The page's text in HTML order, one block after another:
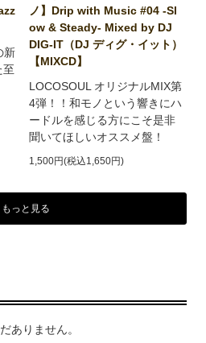
新
至
ノ】Drip with Music #04 -Sl
ow & Steady- Mixed by DJ
DIG-IT（DJ ディグ・イット）
【MIXCD】
LOCOSOUL オリジナルMIX第
4弾！！和モノという響きにハ
ードルを感じる方にこそ是非
聞いてほしいオススメ盤！
1,500円(税込1,650円)
もっと見る
ありません。